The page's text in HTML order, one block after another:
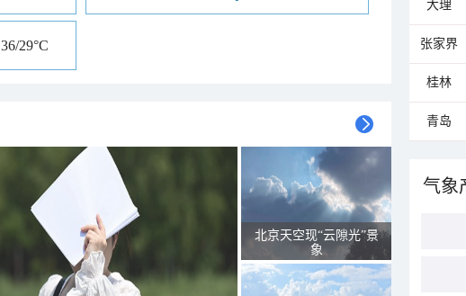
36/29°C
北京天空现“云隙光”景
象
大理
张家界
桂林
青岛
气象